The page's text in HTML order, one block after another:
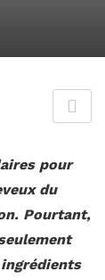
pour
du
Pourtant,